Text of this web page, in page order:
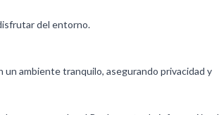
del entorno.
un ambiente tranquilo, asegurando privacidad y